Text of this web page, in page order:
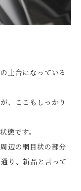
土台になっている
、ここもしっかり
態です。
辺の網目状の部分
り、新品と言って